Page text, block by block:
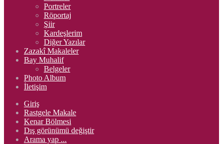
Portreler
Röportaj
Şiir
Kardeşlerim
Diğer Yazılar
Zazakî Makaleler
Bay Muhalif
Belgeler
Photo Album
İletişim
Giriş
Rastgele Makale
Kenar Bölmesi
Dış görünümü değiştir
Arama yap ...